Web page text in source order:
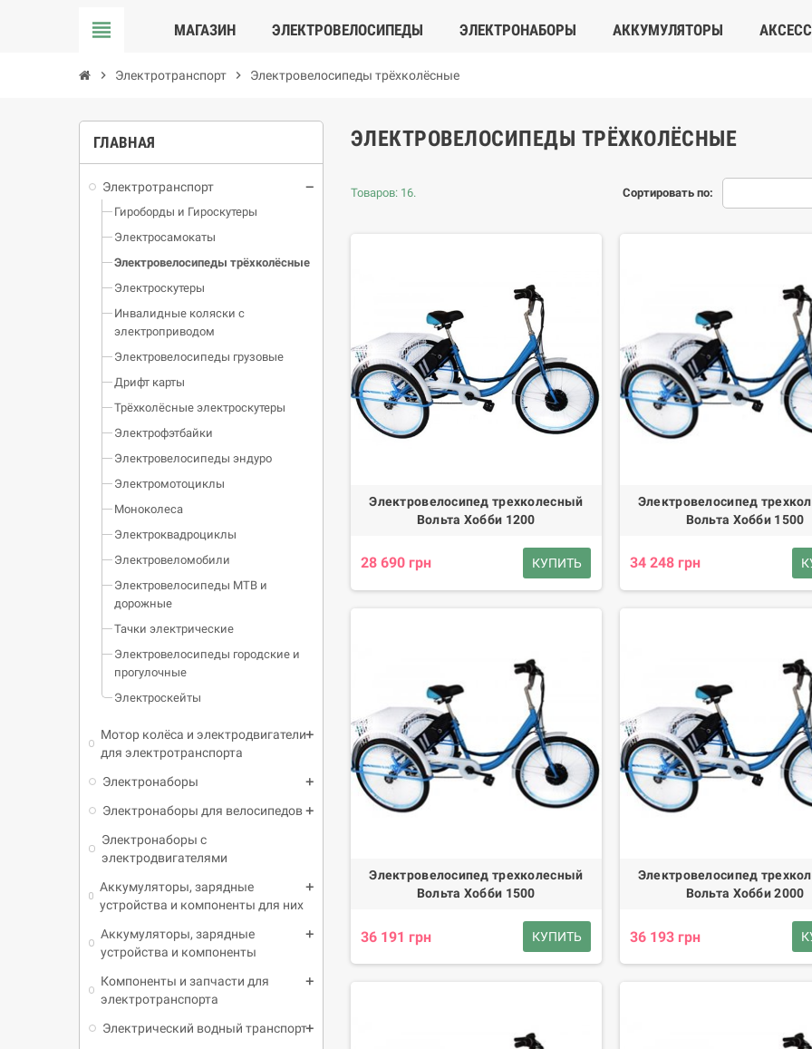
view_headline МАГАЗИН ЭЛЕКТРОВЕЛОСИПЕДЫ ЭЛЕКТРОНАБОРЫ АККУМУЛЯТОРЫ
chevron_right Электротранспорт chevron_right Электровелосипеды трёхколёсные
ГЛАВНАЯ
Электротранспорт
Гироборды и Гироскутеры
Электросамокаты
Электровелосипеды трёхколёсные
Электроскутеры
Инвалидные коляски с
электроприводом
Электровелосипеды грузовые
Дрифт карты
Трёхколёсные электроскутеры
Электрофэтбайки
Электровелосипеды эндуро
Электромотоциклы
Моноколеса
Электроквадроциклы
Электровеломобили
Электровелосипеды МТВ и
дорожные
Тачки электрические
Электровелосипеды городские и
прогулочные
Электроскейты
Мотор колёса и электродвигатели
для электротранспорта
Электронаборы
Электронаборы для велосипедов
Электронаборы с
электродвигателями
Аккумуляторы, зарядные
устройства и компоненты для них
Аккумуляторы, зарядные
устройства и компоненты
Компоненты и запчасти для
электротранспорта
Электрический водный транспорт
ЭЛЕКТРОВЕЛОСИПЕДЫ ТРЁХКОЛЁСНЫЕ
Сортировать по:
Товаров: 16.
Электровелосипед трехколесный
Вольта Хобби 1200
28 690 грн КУПИТЬ
Электровелосипед
Вольта Хобби 1500
34 248 грн
Электровелосипед трехколесный
Вольта Хобби 1500
36 191 грн КУПИТЬ
Электровелосипед
Вольта Хобби 2000
36 193 грн